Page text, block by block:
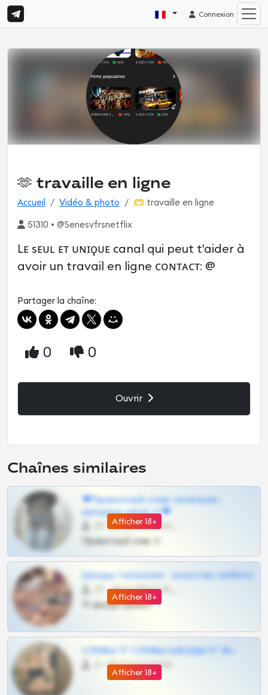
Connexion
🫶 travaille en ligne
Accueil Vidéo & photo 🫶 travaille en ligne
51310 • @Seriesvfrsnetflix
Lᴇ sᴇᴜʟ ᴇᴛ ᴜɴɪϙᴜᴇ canal qui peut t'aider à
avoir un travail en ligne ᴄᴏɴᴛᴀᴄᴛ: @
Partager la chaîne:
0 0
Ouvrir
Chaînes similaires
Afficher 18+
❤Приватный слив телеграм,
шкодных шкур тг❤
57 •
Приватный слив тг
Afficher 18+
Шкоды телеграм - искуство любить
27 •
Тг шкоды приват
Afficher 18+
СЛИВЫ ТГ СЛИВЫ ШКОДЫ ТГ 18+
0 •